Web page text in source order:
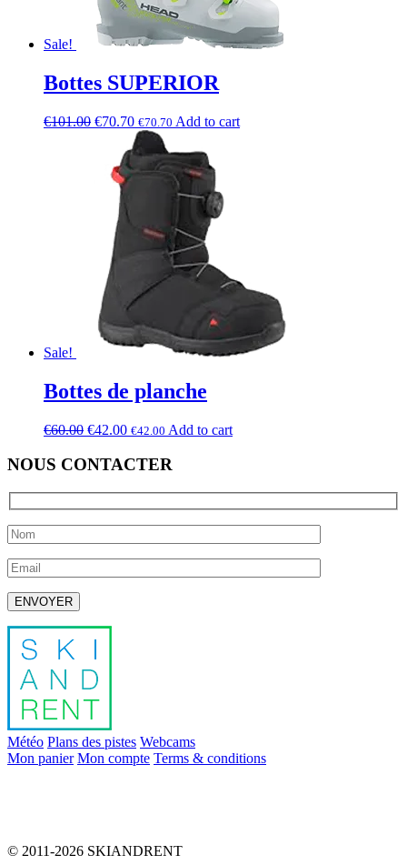
Sale!
Bottes SUPERIOR
€101.00 €70.70 €70.70 Add to cart
Sale!
Bottes de planche
€60.00 €42.00 €42.00 Add to cart
NOUS CONTACTER
Laissez ce champ vide.
Météo Plans des pistes Webcams
Mon panier Mon compte Terms & conditions
© 2011-2026 SKIANDRENT